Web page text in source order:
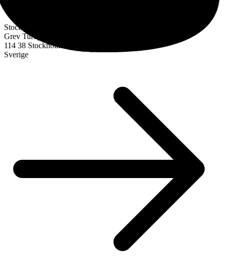
Stockholm
Grev Turegatan 30
114 38 Stockholm
Sverige